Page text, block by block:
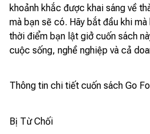
khoảnh khắc được khai sáng về
mà bạn sẽ có. Hãy bắt đầu khi
thời điểm bạn lật giở cuốn sách
cuộc sống, nghề nghiệp và cả
Thông tin chi tiết cuốn sách Go
Bị Từ Chối